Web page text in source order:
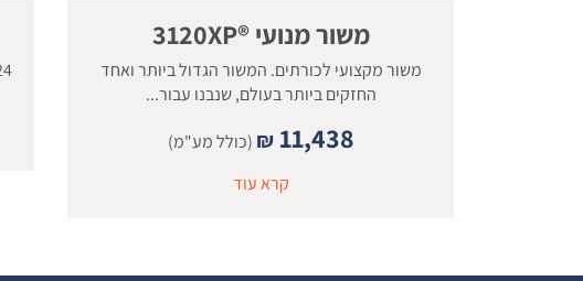
משור מנועי ®3120XP
משור מקצועי לכורתים. המשור הגדול ביותר ואחד
החזקים ביותר בעולם, שנבנו עבור...
₪ 11,438
(כולל מע"מ)
קרא עוד